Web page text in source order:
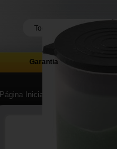
Garantia
Página Inicial